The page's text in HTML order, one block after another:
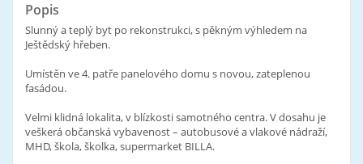
Popis
Slunný a teplý byt po rekonstrukci, s pěkným výhledem na
Ještědský hřeben.
Umístěn ve 4. patře panelového domu s novou, zateplenou
fasádou.
Velmi klidná lokalita, v blízkosti samotného centra. V dosahu je
veškerá občanská vybavenost – autobusové a vlakové nádraží,
MHD, škola, školka, supermarket BILLA.